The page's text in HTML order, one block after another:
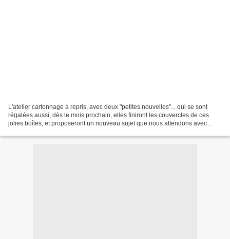
L'atelier cartonnage a repris, avec deux "petites nouvelles"... qui se sont
régalées aussi, dès le mois prochain, elles finiront les couvercles de ces
jolies boîtes, et proposeront un nouveau sujet que nous attendons avec